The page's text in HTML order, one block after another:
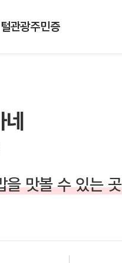
관광주민증
을 맛볼 수 있는 곳